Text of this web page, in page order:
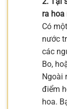
ra
Có
nước
các
Bo,
Ngoài
điểm
hoa.